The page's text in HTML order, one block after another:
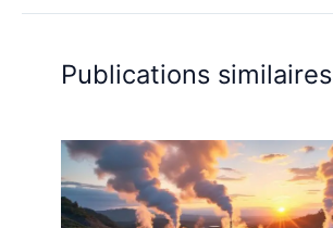
Publications similaires